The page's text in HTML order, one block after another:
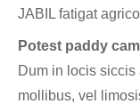
JABIL fatigat
Potest paddy
Dum in locis
mollibus, vel